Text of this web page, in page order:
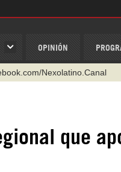
OPINIÓN
Nexolatino.Canal
c/hispantv
que